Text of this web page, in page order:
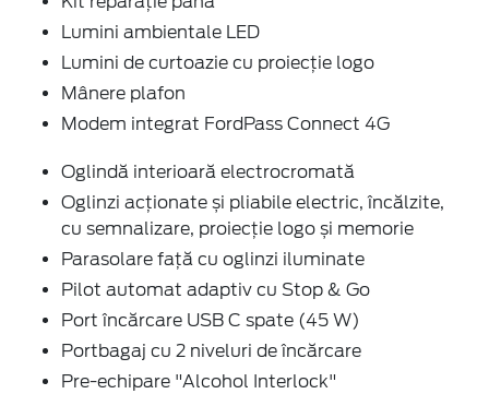
Lumini ambientale LED
Lumini de curtoazie cu proiecție logo
Mânere plafon
Modem integrat FordPass Connect 4G
Oglindă interioară electrocromată
Oglinzi acționate și pliabile electric, încălzite,
cu semnalizare, proiecție logo și memorie
Parasolare față cu oglinzi iluminate
Pilot automat adaptiv cu Stop & Go
Port încărcare USB C spate (45 W)
Portbagaj cu 2 niveluri de încărcare
Pre-echipare "Alcohol Interlock"